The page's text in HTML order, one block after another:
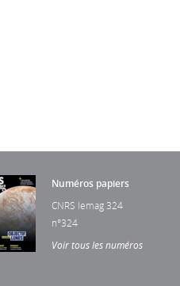
Numéros papiers
CNRS lemag 324
n°324
Voir tous les numéros